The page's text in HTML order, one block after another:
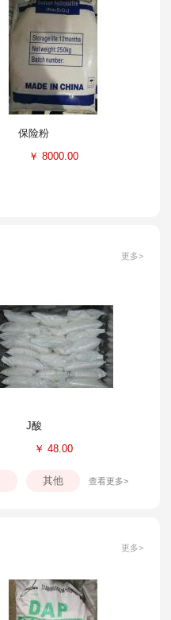
保险粉
￥ 8000.00
更多>
J酸
￥ 48.00
其他 查看更多>
更多>